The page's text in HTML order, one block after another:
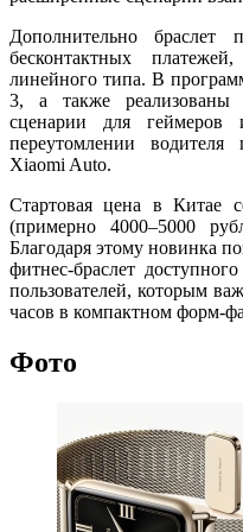
Дополнительно браслет
бесконтактных
линейного типа. В
3, а также реализованы
сценарии для
переутомлении
Xiaomi Auto.
Стартовая цена в Китае
(примерно 4000–5000
Благодаря этому новинка
фитнес-браслет
пользователей, которым
часов в компактном форм-
Фото